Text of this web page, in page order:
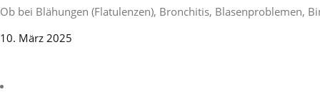
Ob bei Blähungen (Flatulenzen), Bronchitis, Blasenproblemen,
10. März 2025